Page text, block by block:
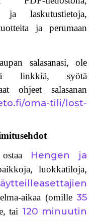
laskutustietoja,
ja perumaan
salasanasi, ole
linkkiä, syötä
ohjeet salasanan
oma-tili/lost-
Hengen ja
luokkatiloja,
aikaa (omille 35
tai 120 minuutin